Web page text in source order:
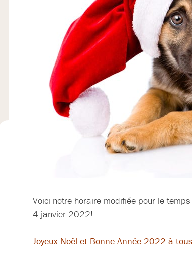
Voici notre horaire modifiée pour le
4 janvier 2022!
Joyeux Noël et Bonne Année 2022 à